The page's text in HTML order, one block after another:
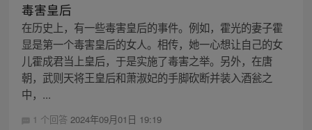
毒害皇后
在历史上，有一些毒害皇后的事件。例如，霍光的妻子霍
显是第一个毒害皇后的女人。相传，她一心想让自己的女
儿霍成君当上皇后，于是实施了毒害之举。另外，在唐
朝，武则天将王皇后和萧淑妃的手脚砍断并装入酒瓮之
中，...
1 个回答 2024年09月01日 19:19